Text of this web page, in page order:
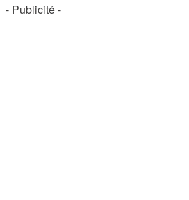
- Publicité -